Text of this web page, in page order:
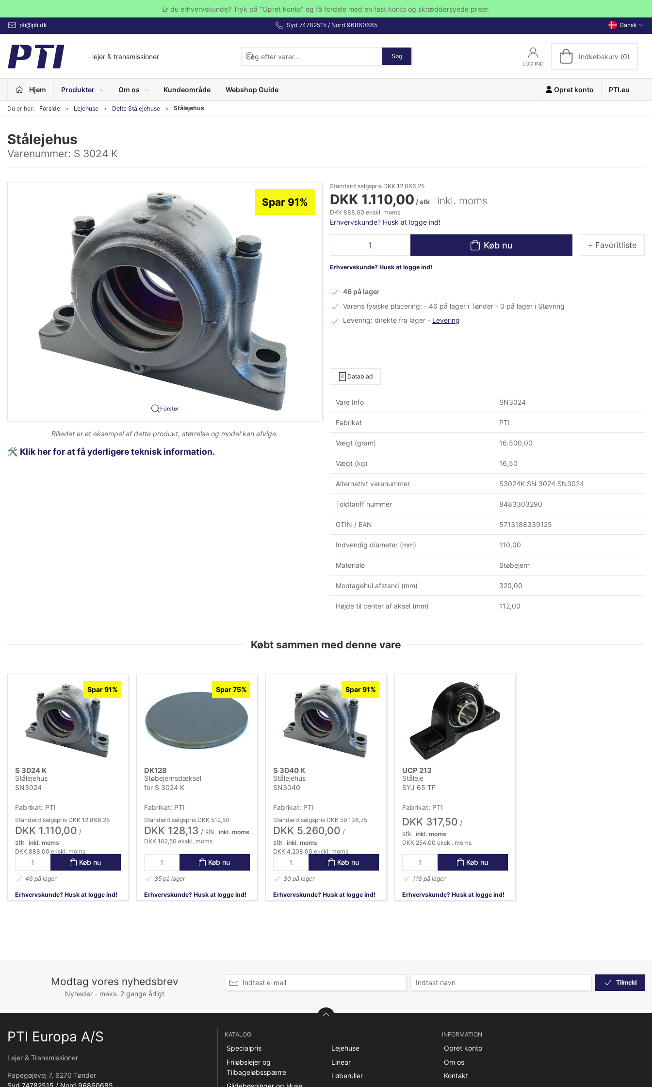
Er du erhvervskunde? Tryk på "Opret konto" og få fordele med en fast konto og skræddersyede priser.
pti@pti.dk Syd 74782515 / Nord 96860685 Dansk
- lejer & transmissioner Søg
LOG IND
Indkøbskurv (0)
Hjem Produkter Om os Kundeområde Webshop Guide Opret konto PTI.eu
Du er her: Forside Lejehuse Delte Stålejehuse Stålejehus
Stålejehus
Varenummer: S 3024 K
Forstør
Spar 91%
Billedet er et eksempel af dette produkt, størrelse og model kan afvige.
🛠️ Klik her for at få yderligere teknisk information.
Standard salgspris DKK 12.866,25
DKK 1.110,00 / stk inkl. moms
DKK 888,00 ekskl. moms
Erhvervskunde? Husk at logge ind!
Køb nu
Erhvervskunde? Husk at logge ind!
+ Favoritliste
46 på lager
Varens fysiske placering: - 46 på lager i Tønder - 0 på lager i Støvring
Levering: direkte fra lager - Levering
Datablad
Vare Info SN3024
Fabrikat PTI
Vægt (gram) 16.500,00
Vægt (kg) 16,50
Alternativt varenummer S3024K SN 3024 SN3024
Toldtariff nummer 8483303290
GTIN / EAN 5713188339125
Indvendig diameter (mm) 110,00
Materiale Støbejern
Montagehul afstand (mm) 320,00
Højde til center af aksel (mm) 112,00
Købt sammen med denne vare
Spar 91%
S 3024 K
Stålejehus
SN3024
Fabrikat: PTI
Standard salgspris DKK 12.866,25
DKK 1.110,00 /
stk inkl. moms
DKK 888,00 ekskl. moms
Køb nu
46 på lager
Erhvervskunde? Husk at logge ind!
Spar 75%
DK128
Støbejernsdæksel
for S 3024 K
Fabrikat: PTI
Standard salgspris DKK 512,50
DKK 128,13 / stk inkl. moms
DKK 102,50 ekskl. moms
Køb nu
35 på lager
Erhvervskunde? Husk at logge ind!
Spar 91%
S 3040 K
Stålejehus
SN3040
Fabrikat: PTI
Standard salgspris DKK 59.138,75
DKK 5.260,00 /
stk inkl. moms
DKK 4.208,00 ekskl. moms
Køb nu
30 på lager
Erhvervskunde? Husk at logge ind!
UCP 213
Ståleje
SYJ 65 TF
Fabrikat: PTI
DKK 317,50 /
stk inkl. moms
DKK 254,00 ekskl. moms
Køb nu
116 på lager
Erhvervskunde? Husk at logge ind!
Modtag vores nyhedsbrev
Nyheder - maks. 2 gange årligt
Tilmeld
PTI Europa A/S
Lejer & Transmissioner
Papegøjevej 7, 6270 Tønder
Syd 74782515 / Nord 96860685
KATALOG
Specialpris
Friløbslejer og
Tilbageløbsspærre
Lejehuse
Linear
Løberuller
INFORMATION
Opret konto
Om os
Kontakt